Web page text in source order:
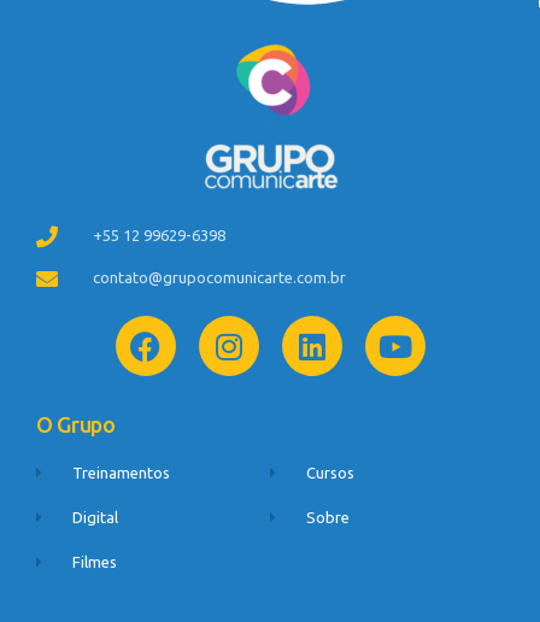
+55 12 99629-6398
contato@grupocomunicarte.com.br
O Grupo
Treinamentos
Digital
Filmes
Cursos
Sobre